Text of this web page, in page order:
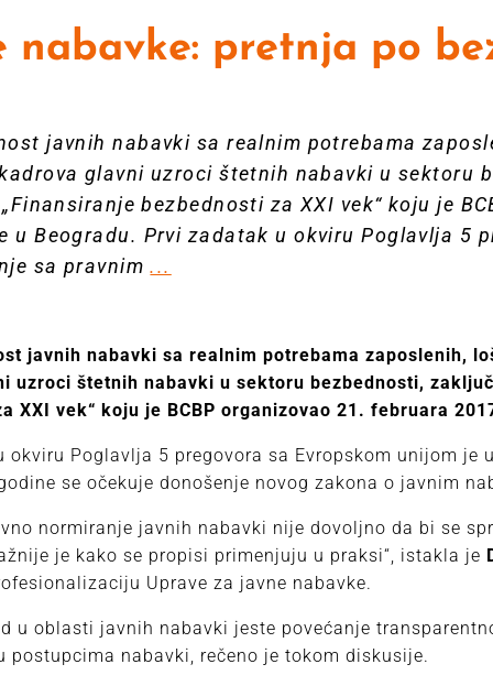
nabavke: pretnja po
javnih nabavki sa realnim potrebama
glavni uzroci štetnih nabavki u sektoru
bezbednosti za XXI vek“ koju je
u Beogradu. Prvi zadatak u okviru Poglavlja 5
sa pravnim...
javnih nabavki sa realnim potrebama zaposlenih, l
uzroci štetnih nabavki u sektoru bezbednosti,
XXI vek“ koju je BCBP organizovao 21. februara
okviru Poglavlja 5 pregovora sa Evropskom unijom je
se očekuje donošenje novog zakona o javnim
normiranje javnih nabavki nije dovoljno da bi se
je kako se propisi primenjuju u praksi“, istakla je
Uprave za javne nabavke.
u oblasti javnih nabavki jeste povećanje
postupcima nabavki, rečeno je tokom diskusije.